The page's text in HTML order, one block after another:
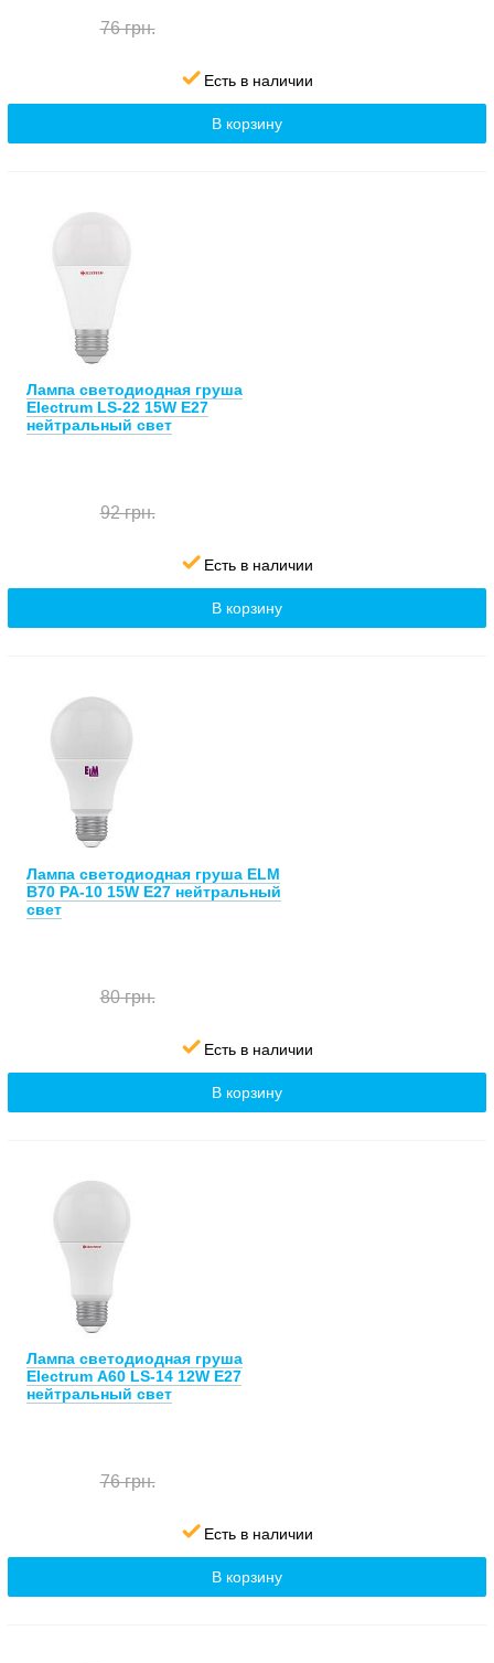
76 грн.
Есть в наличии
В корзину
Лампа светодиодная груша
Electrum LS-22 15W E27
нейтральный свет
92 грн.
Есть в наличии
В корзину
Лампа светодиодная груша ELM
B70 PA-10 15W E27 нейтральный
свет
80 грн.
Есть в наличии
В корзину
Лампа светодиодная груша
Electrum А60 LS-14 12W E27
нейтральный свет
76 грн.
Есть в наличии
В корзину